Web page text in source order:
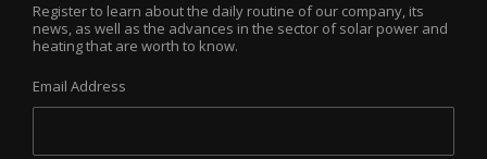
Register to learn about the daily routine of our company, its
news, as well as the advances in the sector of solar power and
heating that are worth to know.
Email Address